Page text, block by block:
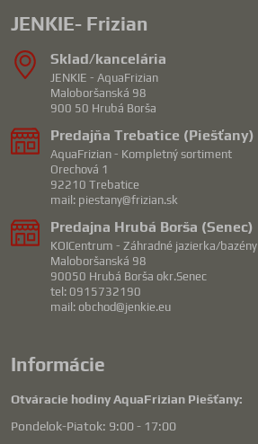
JENKIE- Frizian
Sklad/kancelária
JENKIE - AquaFrizian
Maloboršanská 98
900 50 Hrubá Borša
Predajňa Trebatice (Piešťany)
AquaFrizian - Kompletný sortiment
Orechová 1
92210 Trebatice
mail: piestany@frizian.sk
Predajna Hrubá Borša (Senec)
KOICentrum - Záhradné jazierka/bazény
Maloboršanská 98
90050 Hrubá Borša okr.Senec
tel: 0915732190
mail: obchod@jenkie.eu
Informácie
Otváracie hodiny AquaFrizian Piešťany:
Pondelok-Piatok: 9:00 - 17:00